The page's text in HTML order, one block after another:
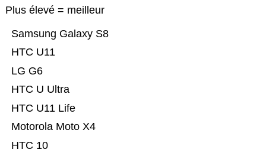
Plus élevé = meilleur
HTC 10
Motorola Moto X4
HTC U11 Life
HTC U Ultra
LG G6
HTC U11
Samsung Galaxy S8